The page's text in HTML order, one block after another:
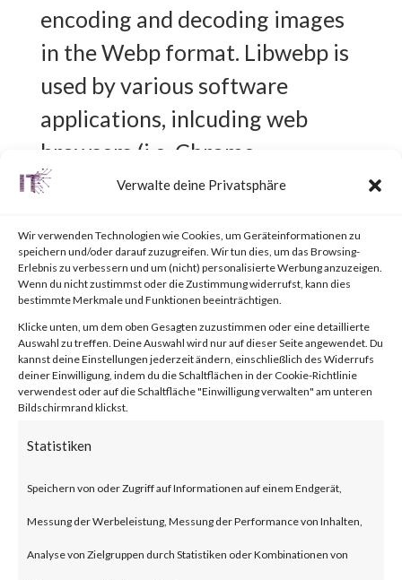
Verwalte deine Privatsphäre
Wir verwenden Technologien wie Cookies, um Geräteinformationen zu
speichern und/oder darauf zuzugreifen. Wir tun dies, um das Browsing-
Erlebnis zu verbessern und um (nicht) personalisierte Werbung anzuzeigen.
Wenn du nicht zustimmst oder die Zustimmung widerrufst, kann dies
bestimmte Merkmale und Funktionen beeinträchtigen.
Klicke unten, um dem oben Gesagten zuzustimmen oder eine detaillierte
Auswahl zu treffen. Deine Auswahl wird nur auf dieser Seite angewendet. Du
kannst deine Einstellungen jederzeit ändern, einschließlich des Widerrufs
deiner Einwilligung, indem du die Schaltflächen in der Cookie-Richtlinie
verwendest oder auf die Schaltfläche "Einwilligung verwalten" am unteren
Bildschirmrand klickst.
Statistiken
Speichern von oder Zugriff auf Informationen auf einem Endgerät,
Messung der Werbeleistung, Messung der Performance von Inhalten,
Analyse von Zielgruppen durch Statistiken oder Kombinationen von
encoding and decoding images
in the Webp format. Libwebp is
used by various software
applications, inlcuding web
browsers (i.e. Chrome,
Microsoft Edge, Safari, and
Content Delivery Networks
(CDNs), and various website and
online services.
What is the Attack?
that affects libwebp. Successful
exploitation of the vulnerability
can result in remote code